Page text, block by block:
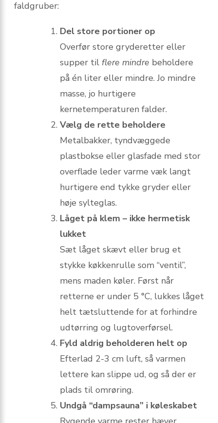
faldgruber:
Del store portioner op
Overfør store gryderetter eller
supper til flere mindre beholdere
på én liter eller mindre. Jo mindre
masse, jo hurtigere
kernetemperaturen falder.
Vælg de rette beholdere
Metalbakker, tyndvæggede
plastbokse eller glasfade med stor
overflade leder varme væk langt
hurtigere end tykke gryder eller
høje sylteglas.
Låget på klem – ikke hermetisk
lukket
Sæt låget skævt eller brug et
stykke køkkenrulle som “ventil”,
mens maden køler. Først når
retterne er under 5 °C, lukkes låget
helt tætsluttende for at forhindre
udtørring og lugtoverførsel.
Fyld aldrig beholderen helt op
Efterlad 2-3 cm luft, så varmen
lettere kan slippe ud, og så der er
plads til omrøring.
Undgå “dampsauna” i køleskabet